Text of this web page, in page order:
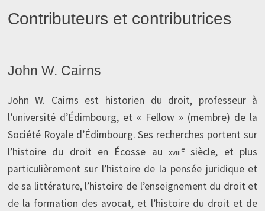
Contributeurs et contributrices
John W. Cairns
John W. Cairns est historien du droit, professeur à
l’université d’Édimbourg, et « Fellow » (membre) de la
Société Royale d’Édimbourg. Ses recherches portent sur
l’histoire du droit en Écosse auxviiie siècle, et plus
particulièrement sur l’histoire de la pensée juridique et
de sa littérature, l’histoire de l’enseignement du droit et
de la formation des avocat, et l’histoire du droit et de